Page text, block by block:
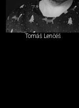
Tomáš Lenčéš